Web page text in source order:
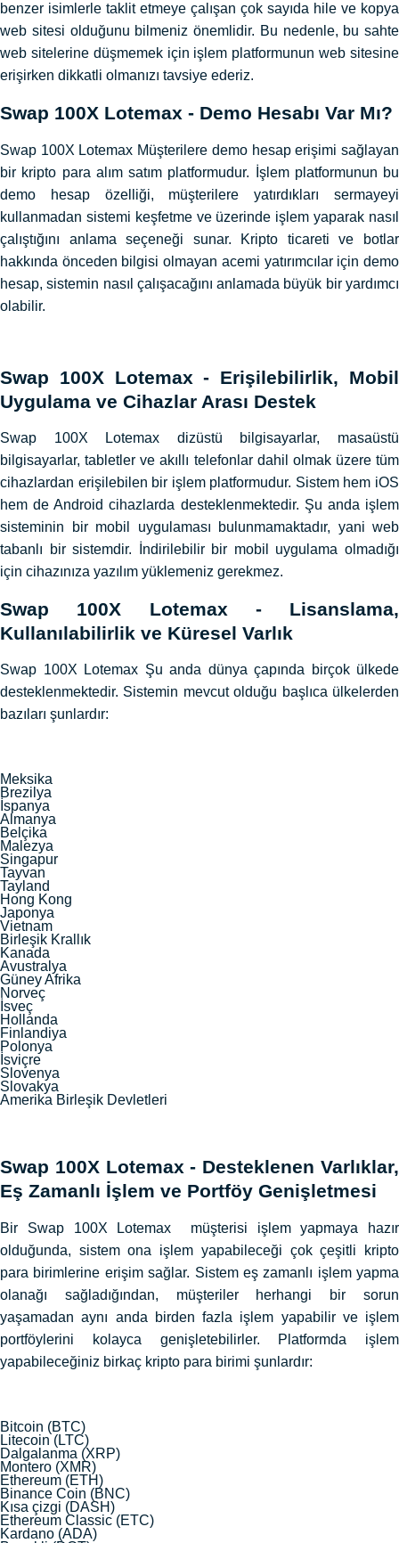
benzer isimlerle taklit etmeye çalışan çok sayıda hile ve kopya
web sitesi olduğunu bilmeniz önemlidir. Bu nedenle, bu sahte
web sitelerine düşmemek için işlem platformunun web sitesine
erişirken dikkatli olmanızı tavsiye ederiz.
Swap 100X Lotemax - Demo Hesabı Var Mı?
Swap 100X Lotemax Müşterilere demo hesap erişimi sağlayan
bir kripto para alım satım platformudur. İşlem platformunun bu
demo hesap özelliği, müşterilere yatırdıkları sermayeyi
kullanmadan sistemi keşfetme ve üzerinde işlem yaparak nasıl
çalıştığını anlama seçeneği sunar. Kripto ticareti ve botlar
hakkında önceden bilgisi olmayan acemi yatırımcılar için demo
hesap, sistemin nasıl çalışacağını anlamada büyük bir yardımcı
olabilir.
Swap 100X Lotemax - Erişilebilirlik, Mobil
Uygulama ve Cihazlar Arası Destek
Swap 100X Lotemax dizüstü bilgisayarlar, masaüstü
bilgisayarlar, tabletler ve akıllı telefonlar dahil olmak üzere tüm
cihazlardan erişilebilen bir işlem platformudur. Sistem hem iOS
hem de Android cihazlarda desteklenmektedir. Şu anda işlem
sisteminin bir mobil uygulaması bulunmamaktadır, yani web
tabanlı bir sistemdir. İndirilebilir bir mobil uygulama olmadığı
için cihazınıza yazılım yüklemeniz gerekmez.
Swap 100X Lotemax - Lisanslama,
Kullanılabilirlik ve Küresel Varlık
Swap 100X Lotemax Şu anda dünya çapında birçok ülkede
desteklenmektedir. Sistemin mevcut olduğu başlıca ülkelerden
bazıları şunlardır:
Meksika
Brezilya
İspanya
Almanya
Belçika
Malezya
Singapur
Tayvan
Tayland
Hong Kong
Japonya
Vietnam
Birleşik Krallık
Kanada
Avustralya
Güney Afrika
Norveç
İsveç
Hollanda
Finlandiya
Polonya
İsviçre
Slovenya
Slovakya
Amerika Birleşik Devletleri
Swap 100X Lotemax - Desteklenen Varlıklar,
Eş Zamanlı İşlem ve Portföy Genişletmesi
Bir Swap 100X Lotemax müşterisi işlem yapmaya hazır
olduğunda, sistem ona işlem yapabileceği çok çeşitli kripto
para birimlerine erişim sağlar. Sistem eş zamanlı işlem yapma
olanağı sağladığından, müşteriler herhangi bir sorun
yaşamadan aynı anda birden fazla işlem yapabilir ve işlem
portföylerini kolayca genişletebilirler. Platformda işlem
yapabileceğiniz birkaç kripto para birimi şunlardır:
Bitcoin (BTC)
Litecoin (LTC)
Dalgalanma (XRP)
Montero (XMR)
Ethereum (ETH)
Binance Coin (BNC)
Kısa çizgi (DASH)
Ethereum Classic (ETC)
Kardano (ADA)